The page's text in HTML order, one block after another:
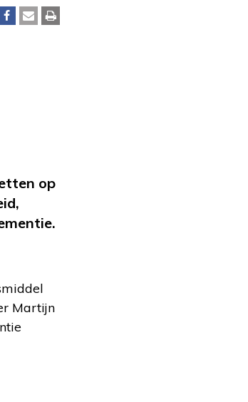
op
Martijn